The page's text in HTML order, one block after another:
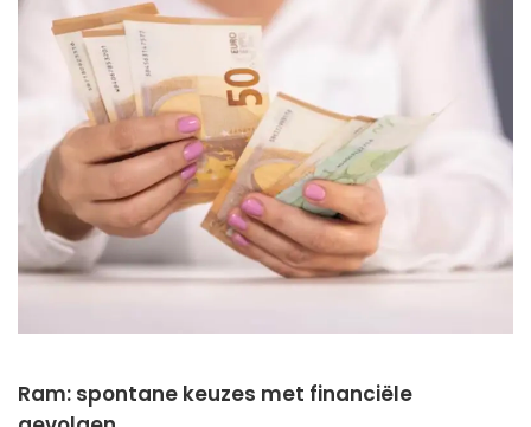
Ram: spontane keuzes met financiële